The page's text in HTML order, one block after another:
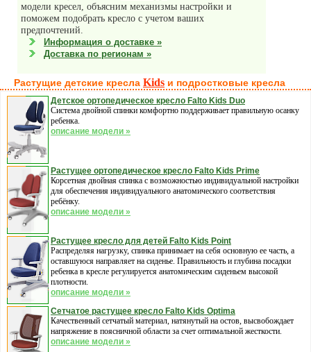
модели кресел, объясним механизмы настройки и
поможем подобрать кресло с учетом ваших
предпочтений.
Информация о доставке »
Доставка по регионам »
Растущие детские кресла Kids и подростковые кресла
Детское ортопедическое кресло Falto Kids Duo
Система двойной спинки комфортно поддерживает правильную осанку
ребенка.
описание модели »
Растущее ортопедическое кресло Falto Kids Prime
Корсетная двойная спинка с возможностью индивидуальной настройки
для обеспечения индивидуального анатомического соответствия
ребёнку.
описание модели »
Растущее кресло для детей Falto Kids Point
Распределяя нагрузку, спинка принимает на себя основную ее часть, а
оставшуюся направляет на сиденье. Правильность и глубина посадки
ребенка в кресле регулируется анатомическим сиденьем высокой
плотности.
описание модели »
Сетчатое растущее кресло Falto Kids Optima
Качественный сетчатый материал, натянутый на остов, высвобождает
напряжение в поясничной области за счет оптимальной жесткости.
описание модели »